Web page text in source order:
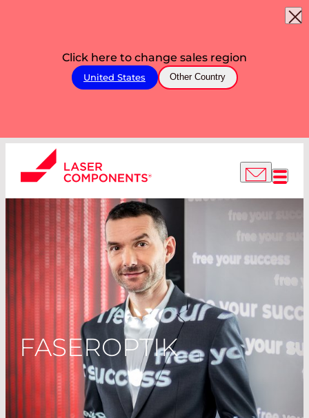
Click here to change sales region
United States Other Country
FASEROPTIK